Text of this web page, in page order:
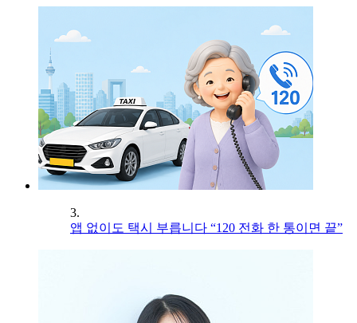
3.
앱 없이도 택시 부릅니다 “120 전화 한 통이면 끝”